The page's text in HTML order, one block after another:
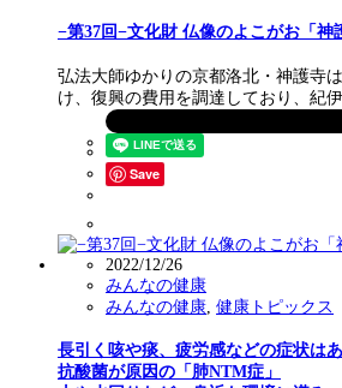
−第37回−文化財 仏像のよこがお「神
弘法大師ゆかりの京都洛北・神護寺
け、復興の費用を調達しており、紀
Save
2022/12/26
みんなの健康
みんなの健康 健康トピックス
長引く咳や痰、疲労感などの症状は
抗酸菌が原因の「肺NTM症」